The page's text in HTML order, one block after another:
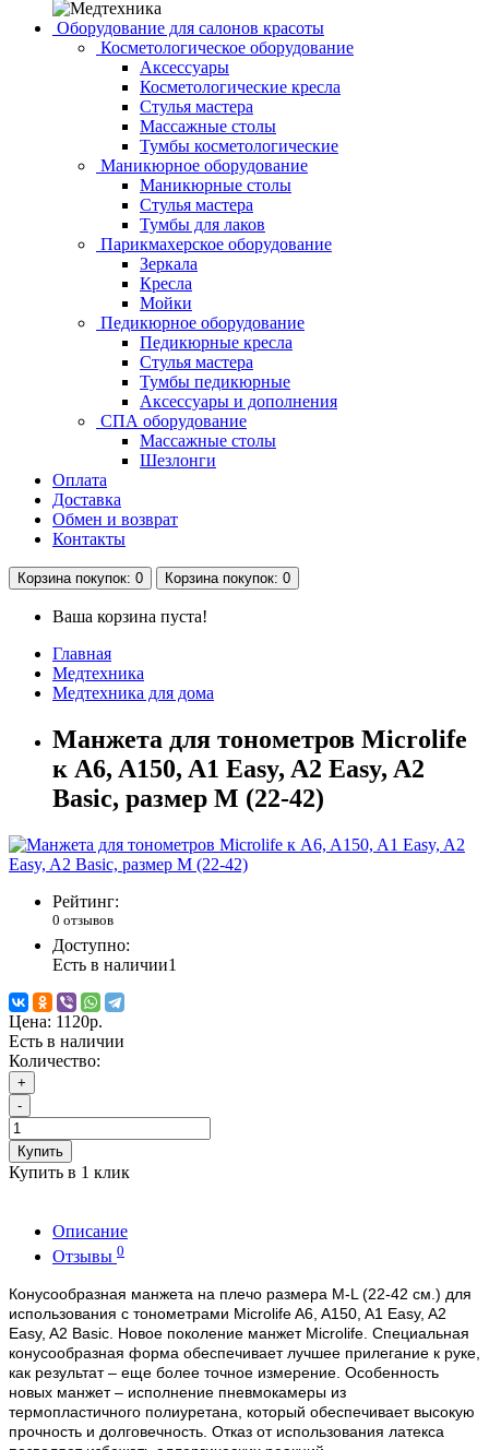
Оборудование для салонов красоты
Косметологическое оборудование
Аксессуары
Косметологические кресла
Стулья мастера
Массажные столы
Тумбы косметологические
Маникюрное оборудование
Маникюрные столы
Стулья мастера
Тумбы для лаков
Парикмахерское оборудование
Зеркала
Кресла
Мойки
Педикюрное оборудование
Педикюрные кресла
Стулья мастера
Тумбы педикюрные
Аксессуары и дополнения
СПА оборудование
Массажные столы
Шезлонги
Оплата
Доставка
Обмен и возврат
Контакты
Корзинапокупок: 0 Корзинапокупок: 0
Ваша корзина пуста!
Главная
Медтехника
Медтехника для дома
Манжета для тонометров Microlife
к A6, A150, A1 Easy, A2 Easy, A2
Basic, размер M (22-42)
Рейтинг:
0 отзывов
Доступно:
Есть в наличии1
Цена: 1120р.
Есть в наличии
Количество:
+
-
Купить
Купить в 1 клик
Описание
Отзывы 0
Конусообразная манжета на плечо размера M-L (22-42 см.) для
использования с тонометрами Microlife A6, A150, A1 Easy, A2
Easy, A2 Basic. Новое поколение манжет Microlife. Специальная
конусообразная форма обеспечивает лучшее прилегание к руке,
как результат – еще более точное измерение. Особенность
новых манжет – исполнение пневмокамеры из
термопластичного полиуретана, который обеспечивает высокую
прочность и долговечность. Отказ от использования латекса